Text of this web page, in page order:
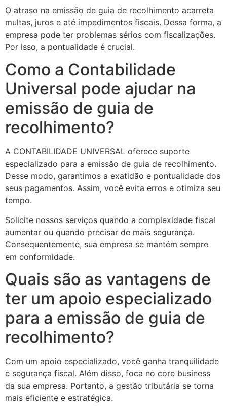
O atraso na emissão de guia de recolhimento acarreta
multas, juros e até impedimentos fiscais. Dessa forma, a
empresa pode ter problemas sérios com fiscalizações.
Por isso, a pontualidade é crucial.
Como a Contabilidade
Universal pode ajudar na
emissão de guia de
recolhimento?
A CONTABILIDADE UNIVERSAL oferece suporte
especializado para a emissão de guia de recolhimento.
Desse modo, garantimos a exatidão e pontualidade dos
seus pagamentos. Assim, você evita erros e otimiza seu
tempo.
Solicite nossos serviços quando a complexidade fiscal
aumentar ou quando precisar de mais segurança.
Consequentemente, sua empresa se mantém sempre
em conformidade.
Quais são as vantagens de
ter um apoio especializado
para a emissão de guia de
recolhimento?
Com um apoio especializado, você ganha tranquilidade
e segurança fiscal. Além disso, foca no core business
da sua empresa. Portanto, a gestão tributária se torna
mais eficiente e estratégica.